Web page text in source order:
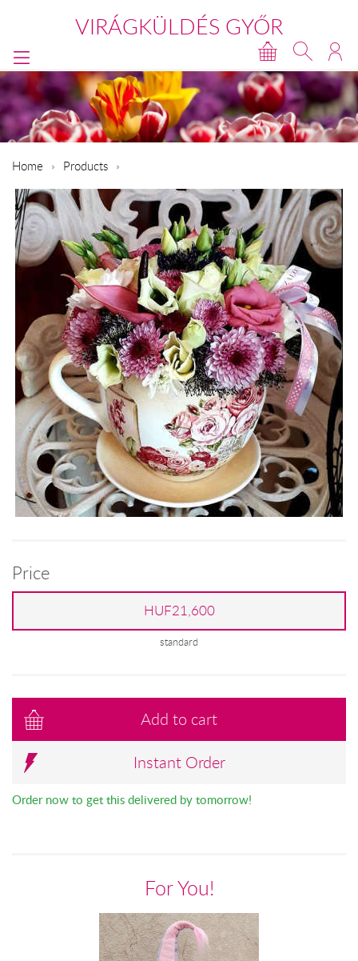
VIRÁGKÜLDÉS GYŐR
Home Products
Price
HUF21,600
standard
Add to cart
Instant Order
Order now to get this delivered by tomorrow!
For You!